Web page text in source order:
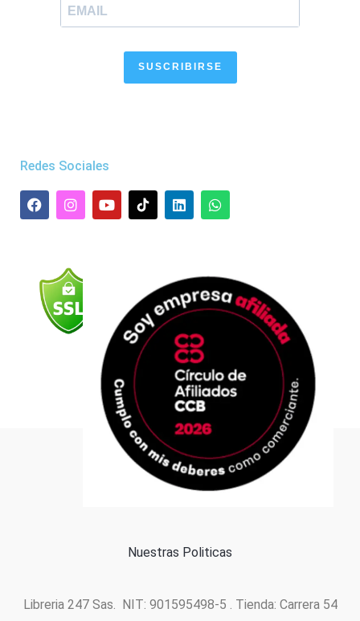
SUSCRIBIRSE
Redes Sociales
F
a
o
k
I
n
g
r
a
m
Y
o
L
i
i
n
W
h
p
p
Formas de pago
Nuestras Politicas
Libreria 247 Sas. NIT: 901595498-5 . Tienda: Carrera 54